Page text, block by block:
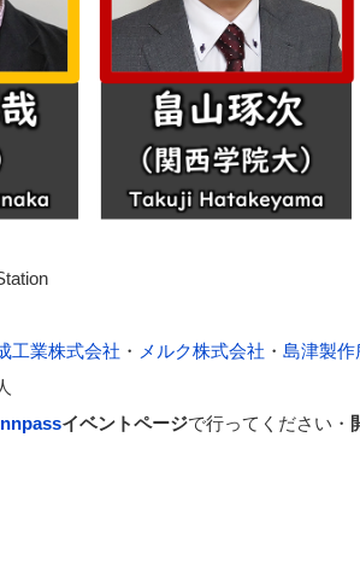
工業株式会社 ・ メルク株式会社 ・ 島津製作
イベントページで行ってください・